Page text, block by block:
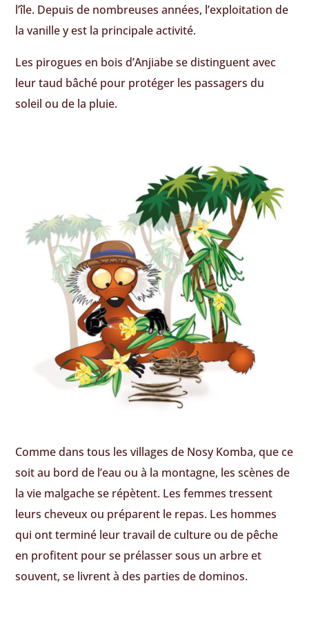
l’île. Depuis de nombreuses années, l’exploitation de
la vanille y est la principale activité.
Les pirogues en bois d’Anjiabe se distinguent avec
leur taud bâché pour protéger les passagers du
soleil ou de la pluie.
Comme dans tous les villages de Nosy Komba, que ce
soit au bord de l’eau ou à la montagne, les scènes de
la vie malgache se répètent. Les femmes tressent
leurs cheveux ou préparent le repas. Les hommes
qui ont terminé leur travail de culture ou de pêche
en profitent pour se prélasser sous un arbre et
souvent, se livrent à des parties de dominos.